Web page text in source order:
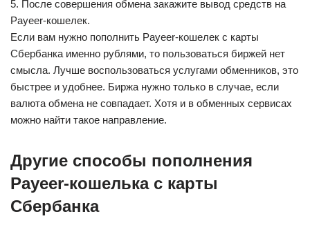
5. После совершения обмена закажите вывод средств на
Payeer-кошелек.
Если вам нужно пополнить Payeer-кошелек с карты
Сбербанка именно рублями, то пользоваться биржей нет
смысла. Лучше воспользоваться услугами обменников, это
быстрее и удобнее. Биржа нужно только в случае, если
валюта обмена не совпадает. Хотя и в обменных сервисах
можно найти такое направление.
Другие способы пополнения
Payeer-кошелька с карты
Сбербанка